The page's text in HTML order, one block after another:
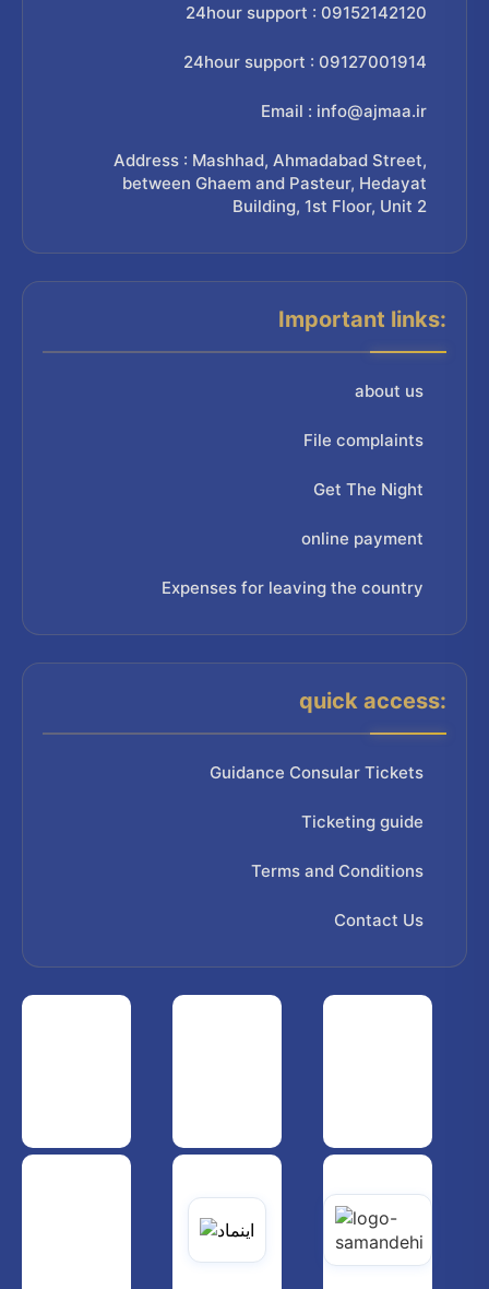
24hour support : 09152142120
24hour support : 09127001914
Email : info@ajmaa.ir
Address : Mashhad, Ahmadabad Street,
between Ghaem and Pasteur, Hedayat
Building, 1st Floor, Unit 2
Important links:
about us
File complaints
Get The Night
online payment
Expenses for leaving the country
quick access:
Guidance Consular Tickets
Ticketing guide
Terms and Conditions
Contact Us